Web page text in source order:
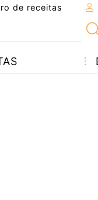
de receitas